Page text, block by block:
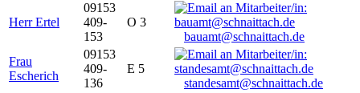
Herr Ertel
09153
409-
153
O 3
bauamt@schnaittach.de
Frau
Escherich
09153
409-
136
E 5
standesamt@schnaittach.de